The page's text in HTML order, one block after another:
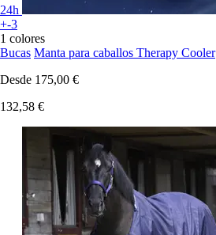
24h
+-3
1 colores
Bucas Manta para caballos Therapy Cooler
Desde 175,00 €
132,58 €